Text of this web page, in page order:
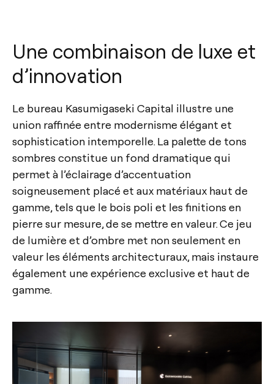
Une combinaison de luxe et
d’innovation
Le bureau Kasumigaseki Capital illustre une
union raffinée entre modernisme élégant et
sophistication intemporelle. La palette de tons
sombres constitue un fond dramatique qui
permet à l’éclairage d’accentuation
soigneusement placé et aux matériaux haut de
gamme, tels que le bois poli et les finitions en
pierre sur mesure, de se mettre en valeur. Ce jeu
de lumière et d’ombre met non seulement en
valeur les éléments architecturaux, mais instaure
également une expérience exclusive et haut de
gamme.